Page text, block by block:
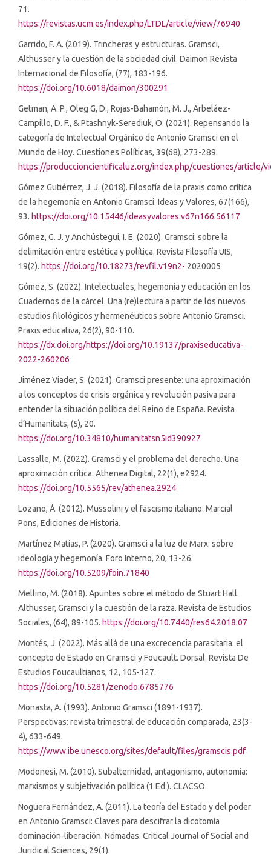
71.
https://revistas.ucm.es/index.php/LTDL/article/view/76940
Garrido, F. A. (2019). Trincheras y estructuras. Gramsci,
Althusser y la cuestión de la sociedad civil. Daimon Revista
Internacional de Filosofía, (77), 183-196.
https://doi.org/10.6018/daimon/300291
Getman, A. P., Oleg G, D., Rojas-Bahamón, M. J., Arbeláez-
Campillo, D. F., & Ptashnyk-Serediuk, O. (2021). Repensando la
categoría de Intelectual Orgánico de Antonio Gramsci en el
Mundo de Hoy. Cuestiones Políticas, 39(68), 273-289.
https://produccioncientificaluz.org/index.php/cuestiones/article/
Gómez Gutiérrez, J. J. (2018). Filosofía de la praxis como crítica
de la hegemonía en Antonio Gramsci. Ideas y Valores, 67(166),
93. https://doi.org/10.15446/ideasyvalores.v67n166.56117
Gómez, G. J. y Anchústegui, I. E. (2020). Gramsci: sobre la
delimitación entre estética y política. Revista Filosofía UIS,
19(2). https://doi.org/10.18273/revfil.v19n2- 2020005
Gómez, S. (2022). Intelectuales, hegemonía y educación en los
Cuadernos de la cárcel. Una (re)lectura a partir de los nuevos
estudios filológicos y hermenéuticos sobre Antonio Gramsci.
Praxis educativa, 26(2), 90-110.
https://dx.doi.org/https://doi.org/10.19137/praxiseducativa-
2022-260206
Jiménez Viader, S. (2021). Gramsci presente: una aproximación
a los conceptos de crisis orgánica y revolución pasiva para
entender la situación política del Reino de España. Revista
d’Humanitats, (5), 20.
https://doi.org/10.34810/humanitatsn5id390927
Lassalle, M. (2022). Gramsci y el problema del derecho. Una
aproximación crítica. Athenea Digital, 22(1), e2924.
https://doi.org/10.5565/rev/athenea.2924
Lozano, Á. (2012). Mussolini y el fascismo italiano. Marcial
Pons, Ediciones de Historia.
Martínez Matías, P. (2020). Gramsci a la luz de Marx: sobre
ideología y hegemonía. Foro Interno, 20, 13-26.
https://doi.org/10.5209/foin.71840
Mellino, M. (2018). Apuntes sobre el método de Stuart Hall.
Althusser, Gramsci y la cuestión de la raza. Revista de Estudios
Sociales, (64), 89-105. https://doi.org/10.7440/res64.2018.07
Montés, J. (2022). Más allá de una excrecencia parasitaria: el
concepto de Estado en Gramsci y Foucault. Dorsal. Revista De
Estudios Foucaultianos, 12, 105-127.
https://doi.org/10.5281/zenodo.6785776
Monasta, A. (1993). Antonio Gramsci (1891-1937).
Perspectivas: revista trimestral de educación comparada, 23(3-
4), 633-649.
https://www.ibe.unesco.org/sites/default/files/gramscis.pdf
Modonesi, M. (2010). Subalternidad, antagonismo, autonomía:
marxismos y subjetivación política (1 Ed.). CLACSO.
Noguera Fernández, A. (2011). La teoría del Estado y del poder
en Antonio Gramsci: Claves para descifrar la dicotomía
dominación-liberación. Nómadas. Critical Journal of Social and
Juridical Sciences, 29(1).